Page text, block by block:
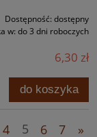
Dostępność: dostępny
w: do 3 dni roboczych
6,30 zł
do koszyka
4 5 6 7 »